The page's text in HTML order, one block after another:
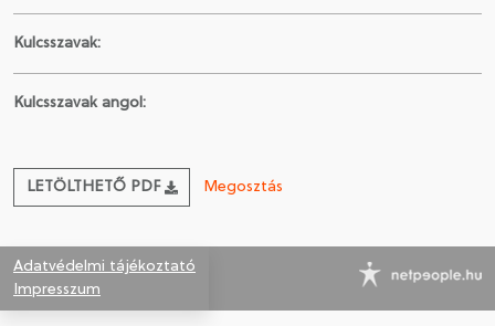
Kulcsszavak:
Kulcsszavak angol:
LETÖLTHETŐ PDF Megosztás
Adatvédelmi tájékoztató
Impresszum